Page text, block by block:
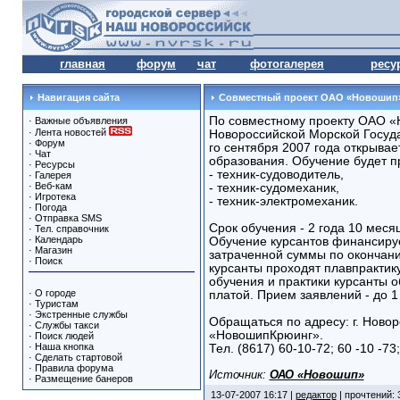
главная форум чат фотогалерея
Навигация сайта
· Важные объявления
· Лента новостей
· Форум
· Чат
· Ресурсы
· Галерея
· Веб-кам
· Игротека
· Погода
· Отправка SMS
· Тел. справочник
· Календарь
· Магазин
· Поиск
· О городе
· Туристам
· Экстренные службы
· Службы такси
· Поиск людей
· Наша кнопка
· Сделать стартовой
· Правила форума
· Размещение банеров
Совместный проект ОАО
По совместному проекту ОАО
Новороссийской Морской
го сентября 2007 года
образования. Обучение будет
- техник-судоводитель,
- техник-судомеханик,
- техник-электромеханик.
Срок обучения - 2 года 10
Обучение курсантов
затраченной суммы по
курсанты проходят
обучения и практики курсанты
платой. Прием заявлений - до 1
Обращаться по адресу: г.
«НовошипКрюинг».
Тел. (8617) 60-10-72; 60 -10 -
Источник: ОАО «Новошип»
13-07-2007 16:17 | редактор| прочтений: